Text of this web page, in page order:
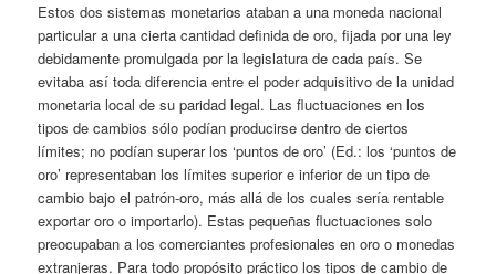
Estos dos sistemas monetarios ataban a una moneda nacional
particular a una cierta cantidad definida de oro, fijada por una ley
debidamente promulgada por la legislatura de cada país. Se
evitaba así toda diferencia entre el poder adquisitivo de la unidad
monetaria local de su paridad legal. Las fluctuaciones en los
tipos de cambios sólo podían producirse dentro de ciertos
límites; no podían superar los ‘puntos de oro’ (Ed.: los ‘puntos de
oro’ representaban los límites superior e inferior de un tipo de
cambio bajo el patrón-oro, más allá de los cuales sería rentable
exportar oro o importarlo). Estas pequeñas fluctuaciones solo
preocupaban a los comerciantes profesionales en oro o monedas
extranjeras. Para todo propósito práctico los tipos de cambio de